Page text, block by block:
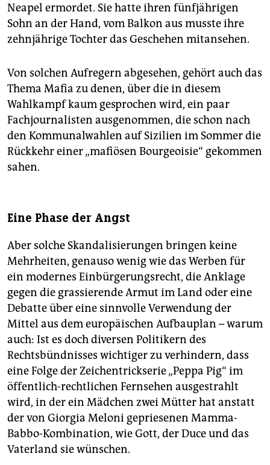
Neapel ermordet. Sie hatte ihren fünfjährigen
Sohn an der Hand, vom Balkon aus musste ihre
zehnjährige Tochter das Geschehen mitansehen.
Von solchen Aufregern abgesehen, gehört auch das
Thema Mafia zu denen, über die in diesem
Wahlkampf kaum gesprochen wird, ein paar
Fachjournalisten ausgenommen, die schon nach
den Kommunalwahlen auf Sizilien im Sommer die
Rückkehr einer „mafiösen Bourgeoisie“ gekommen
sahen.
Eine Phase der Angst
Aber solche Skandalisierungen bringen keine
Mehrheiten, genauso wenig wie das Werben für
ein modernes Einbürgerungsrecht, die Anklage
gegen die grassierende Armut im Land oder eine
Debatte über eine sinnvolle Verwendung der
Mittel aus dem euro­päi­schen Aufbauplan – warum
auch: Ist es doch diversen Politikern des
Rechtsbündnisses wichtiger zu verhindern, dass
eine Folge der Zeichentrickserie „Peppa Pig“ im
öffentlich-rechtlichen Fernsehen ausgestrahlt
wird, in der ein Mädchen zwei Mütter hat anstatt
der von Giorgia Meloni gepriesenen Mamma-
Babbo-Kombination, wie Gott, der Duce und das
Vaterland sie wünschen.